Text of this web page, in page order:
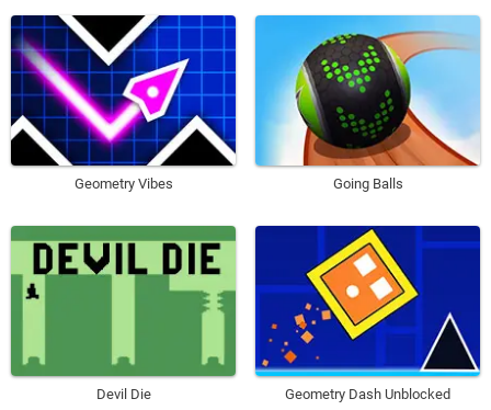
Geometry Vibes Going Balls
Devil Die Geometry Dash Unblocked​